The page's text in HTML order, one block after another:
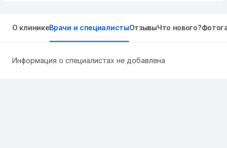
О клиникеВрачи и специалистыОтзывыЧто нового?
Информация о специалистах не добавлена